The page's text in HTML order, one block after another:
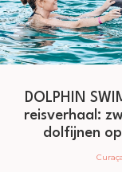
DOLPHIN
reisverhaal:
dolfijnen